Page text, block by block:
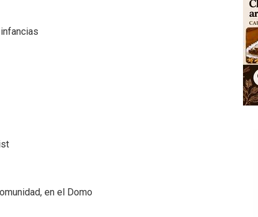
en el Domo